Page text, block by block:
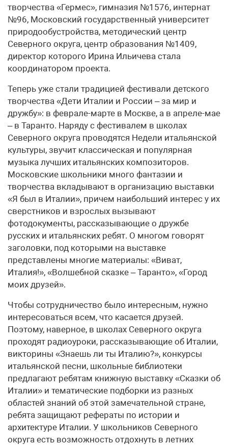
творчества «Гермес», гимназия №1576, интернат
№96, Московский государственный университет
природообустройства, методический центр
Северного округа, центр образования №1409,
директор которого Ирина Ильичева стала
координатором проекта.
Теперь уже стали традицией фестивали детского
творчества «Дети Италии и России – за мир и
дружбу»: в феврале-марте в Москве, а в апреле-мае
– в Таранто. Наряду с фестивалем в школах
Северного округа проводятся Недели итальянской
культуры, звучит классическая и популярная
музыка лучших итальянских композиторов.
Московские школьники много фантазии и
творчества вкладывают в организацию выставки
«Я был в Италии», причем наибольший интерес у их
сверстников и взрослых вызывают
фотодокументы, рассказывающие о дружбе
русских и итальянских ребят. О многом говорят
заголовки, под которыми на выставке
представлены многие материалы: «Виват,
Италия!», «Волшебной сказке – Таранто», «Город
моих друзей».
Чтобы сотрудничество было интересным, нужно
интересоваться всем, что касается друзей.
Поэтому, наверное, в школах Северного округа
проходят радиоуроки, рассказывающие об Италии,
викторины «Знаешь ли ты Италию?», конкурсы
итальянской песни, школьные библиотеки
предлагают ребятам книжную выставку «Сказки об
Италии» и тематические подборки из разных
областей знаний об этой замечательной стране,
ребята защищают рефераты по истории и
архитектуре Италии. У школьников Северного
округа есть возможность отдохнуть в летних